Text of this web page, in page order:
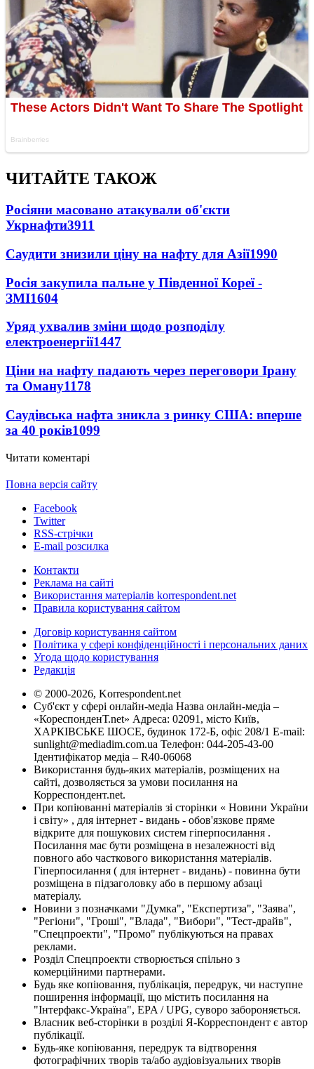
ЧИТАЙТЕ ТАКОЖ
Росіяни масовано атакували об'єкти
Укрнафти3911
Саудити знизили ціну на нафту для Азії1990
Росія закупила пальне у Південної Кореї -
ЗМІ1604
Уряд ухвалив зміни щодо розподілу
електроенергії1447
Ціни на нафту падають через переговори Ірану
та Оману1178
Саудівська нафта зникла з ринку США: вперше
за 40 років1099
Читати коментарі
Повна версія сайту
Facebook
Twitter
RSS-стрічки
E-mail розсилка
Контакти
Реклама на сайті
Використання матеріалів korrespondent.net
Правила користування сайтом
Договір користування сайтом
Політика у сфері конфіденційності і персональних даних
Угода щодо користування
Редакція
© 2000-2026, Korrespondent.net
Суб'єкт у сфері онлайн-медіа Назва онлайн-медіа –
«КореспонденТ.net» Адреса: 02091, місто Київ,
ХАРКІВСЬКЕ ШОСЕ, будинок 172-Б, офіс 208/1 E-mail:
sunlight@mediadim.com.ua Телефон: 044-205-43-00
Ідентифікатор медіа – R40-06068
Використання будь-яких матеріалів, розміщених на
сайті, дозволяється за умови посилання на
Корреспондент.net.
При копіюванні матеріалів зі сторінки « Новини України
і світу» , для інтернет - видань - обов'язкове пряме
відкрите для пошукових систем гіперпосилання .
Посилання має бути розміщена в незалежності від
повного або часткового використання матеріалів.
Гіперпосилання ( для інтернет - видань) - повинна бути
розміщена в підзаголовку або в першому абзаці
матеріалу.
Новини з позначками "Думка", "Експертиза", "Заява",
"Регіони", "Гроші", "Влада", "Вибори", "Тест-драйв",
"Спецпроекти", "Промо" публікуються на правах
реклами.
Розділ Спецпроекти створюється спільно з
комерційними партнерами.
Будь яке копіювання, публікація, передрук, чи наступне
поширення інформації, що містить посилання на
"Інтерфакс-Україна", EPA / UPG, суворо забороняється.
Власник веб-сторінки в розділі Я-Корреспондент є автор
публікації.
Будь-яке копіювання, передрук та відтворення
фотографічних творів та/або аудіовізуальних творів